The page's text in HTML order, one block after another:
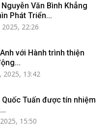
Văn Bình Khẳng
Phát Triển...
22:26
với Hành trình thiện
2025, 13:42
Tuấn được tín nhiệm
15:50